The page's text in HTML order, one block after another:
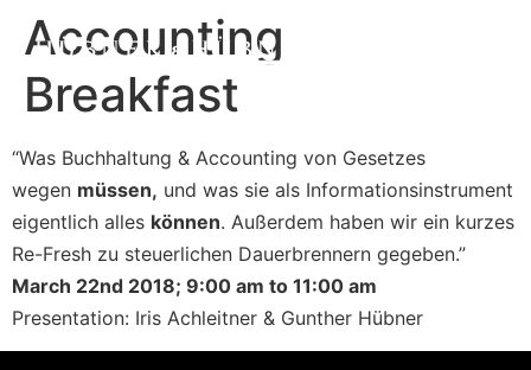
Accounting
Breakfast
“Was Buchhaltung & Accounting von Gesetzes
wegen müssen, und was sie als Informationsinstrument
eigentlich alles können. Außerdem haben wir ein kurzes
Re-Fresh zu steuerlichen Dauerbrennern gegeben.”
March 22nd 2018; 9:00 am to 11:00 am
Presentation: Iris Achleitner & Gunther Hübner